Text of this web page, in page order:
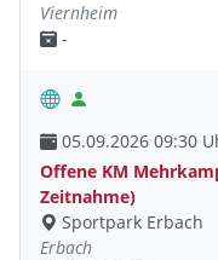
Viernheim
-
05.09.2026 09:30
Offene KM
Zeitnahme)
Sportpark Erbach
Erbach